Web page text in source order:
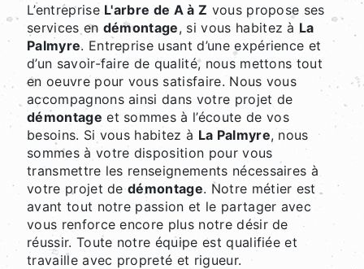
L’entrepriseL'arbre de A à Z vous propose ses
services en démontage, si vous habitez à La
Palmyre. Entreprise usant d’une expérience et
d’un savoir-faire de qualité, nous mettons tout
en oeuvre pour vous satisfaire. Nous vous
accompagnons ainsi dans votre projet de
démontage et sommes à l’écoute de vos
besoins. Si vous habitez à La Palmyre, nous
sommes à votre disposition pour vous
transmettre les renseignements nécessaires à
votre projet dedémontage. Notre métier est
avant tout notre passion et le partager avec
vous renforce encore plus notre désir de
réussir. Toute notre équipe est qualifiée et
travaille avec propreté et rigueur.